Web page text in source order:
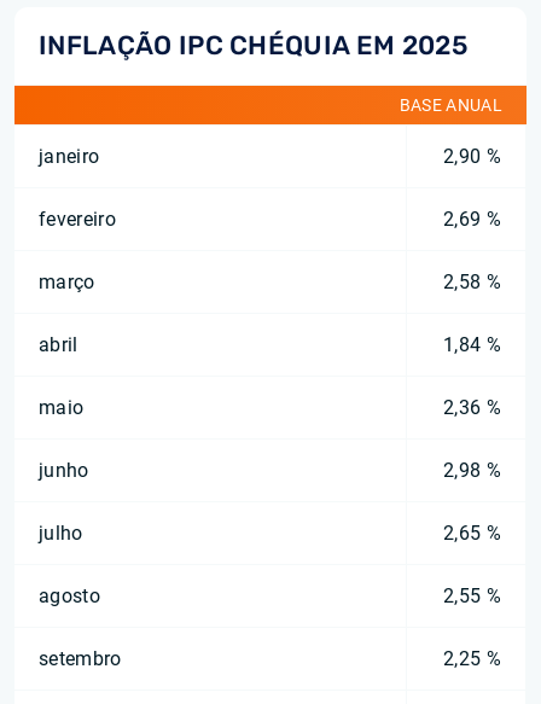
INFLAÇÃO IPC CHÉQUIA EM 2025
BASE ANUAL
janeiro 2,90 %
fevereiro 2,69 %
março 2,58 %
abril 1,84 %
maio 2,36 %
junho 2,98 %
julho 2,65 %
agosto 2,55 %
setembro 2,25 %